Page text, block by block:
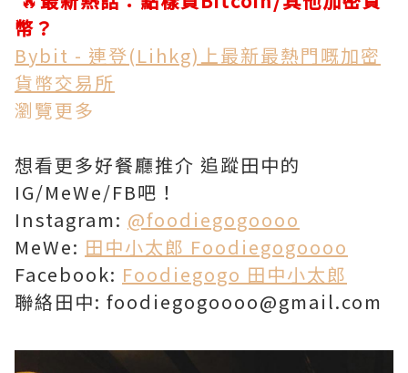
幣？
Bybit - 連登(Lihkg)上最新最熱門嘅加密
貨幣交易所
瀏覽更多
想看更多好餐廳推介 追蹤田中的
IG/MeWe/FB吧！
Instagram: @foodiegogoooo
MeWe: 田中小太郎 Foodiegogoooo
Facebook: Foodiegogo 田中小太郎
聯絡田中: foodiegogoooo@gmail.com